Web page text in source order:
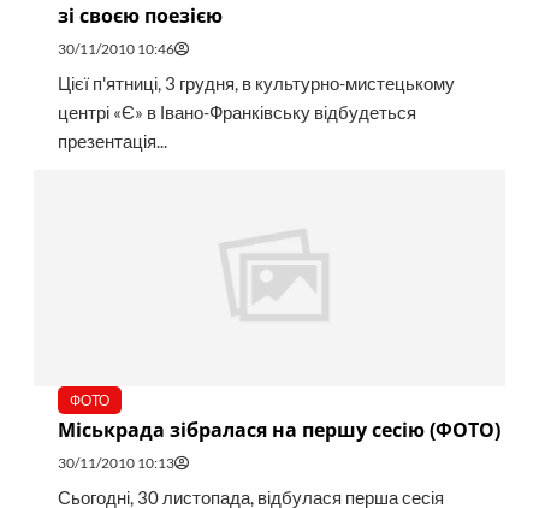
зі своєю поезією
30/11/2010 10:46
Цієї п'ятниці, 3 грудня, в культурно-мистецькому
центрі «Є» в Івано-Франківську відбудеться
презентація...
ФОТО
Міськрада зібралася на першу сесію (ФОТО)
30/11/2010 10:13
Сьогодні, 30 листопада, відбулася перша сесія